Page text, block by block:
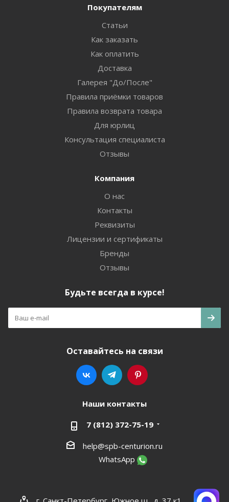
Покупателям
Статьи
Как заказать
Как оплатить
Доставка
Галерея "До/После"
Правила приёмки товаров
Правила возврата товара
Для юрлиц
Консультация специалиста
Отзывы
Компания
О нас
Контакты
Реквизиты
Лицензии и сертификаты
Бренды
Отзывы
Будьте всегда в курсе!
Оставайтесь на связи
Наши контакты
7 (812) 372-75-19
help@spb-centurion.ru
WhatsApp